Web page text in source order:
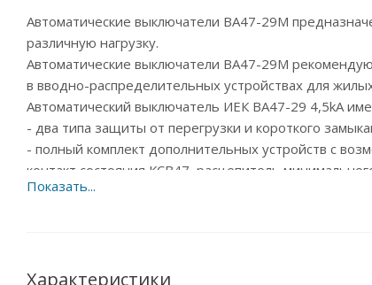
Автоматические выключатели ВА47-29М
различную нагрузку.
Автоматические выключатели ВА47-29М
в вводно-распределительных устройствах для
Автоматический выключатель ИЕК ВА47-29 4,5kA
- два типа защиты от перегрузки и короткого
- полный комплект дополнительных устройств с
контакт состояния КСВ47, расцепитель
- специальная конструкция корпуса с увеличенной
- усовершенствованная более широкая рукоятка
Характеристики